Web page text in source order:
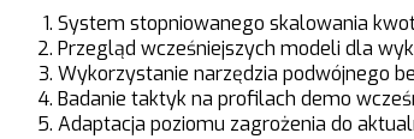
System stopniowanego skalowania
Przegląd wcześniejszych modeli dla
Wykorzystanie narzędzia podwójnego
Badanie taktyk na profilach demo
Adaptacja poziomu zagrożenia do